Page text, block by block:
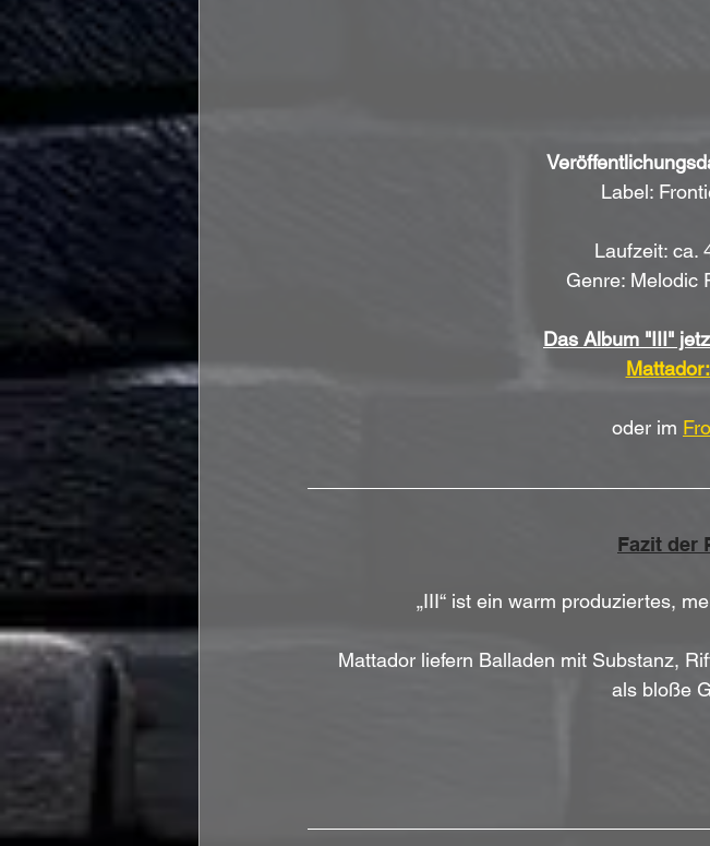
Label:
Laufzeit: ca.
Genre: Melodic
Das Album "III"
oder im
Fazit der
„III“ ist ein warm produziertes,
Mattador liefern Balladen mit Substanz,
als bloße